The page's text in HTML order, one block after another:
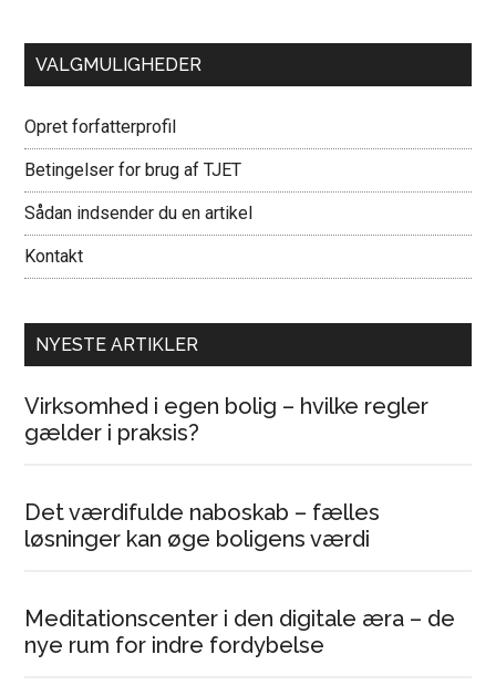
VALGMULIGHEDER
Opret forfatterprofil
Betingelser for brug af TJET
Sådan indsender du en artikel
Kontakt
NYESTE ARTIKLER
Virksomhed i egen bolig – hvilke regler
gælder i praksis?
Det værdifulde naboskab – fælles
løsninger kan øge boligens værdi
Meditationscenter i den digitale æra – de
nye rum for indre fordybelse